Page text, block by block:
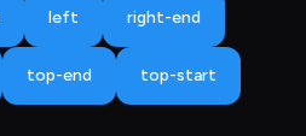
left right-end
top-end top-start